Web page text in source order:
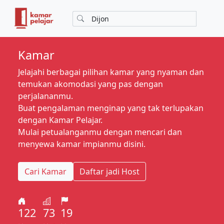
Kamar
Jelajahi berbagai pilihan kamar yang nyaman dan
temukan akomodasi yang pas dengan
perjalananmu.
Buat pengalaman menginap yang tak terlupakan
dengan Kamar Pelajar.
Mulai petualanganmu dengan mencari dan
menyewa kamar impianmu disini.
Cari Kamar Daftar jadi Host
122 73 19